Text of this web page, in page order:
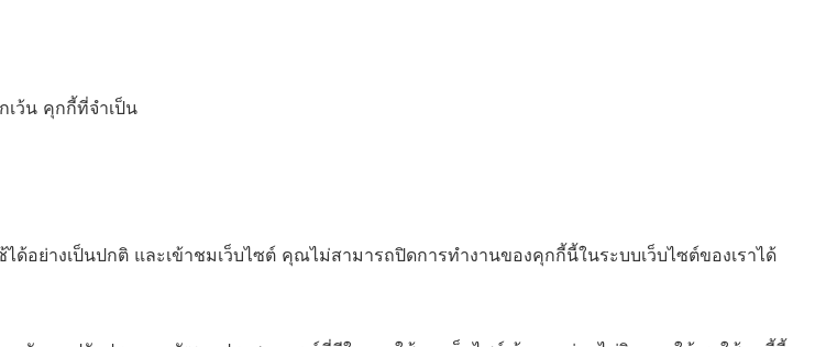
ว้น คุกกี้ที่จำเป็น
อย่างเป็นปกติ และเข้าชมเว็บไซต์ คุณไม่สามารถปิดการทำงานของคุกกี้นี้ในระบบเว็บไซต์ของเราได้